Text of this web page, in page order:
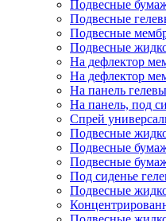
Подвесные
Подвесные
Подвесные
Подвесные
На дефлектор
На дефлектор
На панель
На панель, под
Спрей
Подвесные
Подвесные
Подвесные
Под сиденье
Подвесные